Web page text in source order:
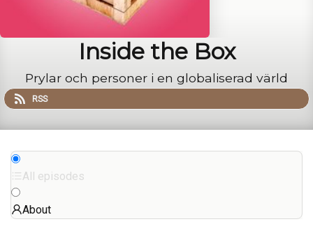
Inside the Box
Prylar och personer i en globaliserad värld
RSS
All episodes
About